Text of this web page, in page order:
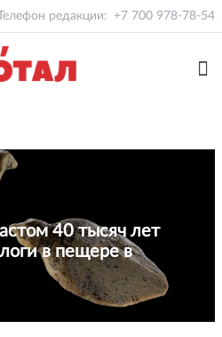
Телефон редакции: +7 700 978-78-54
40 тысяч лет
в пещере в